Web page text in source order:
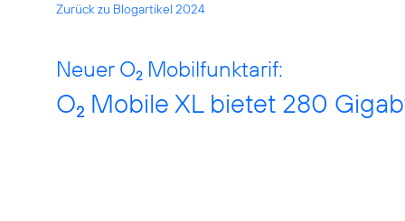
Zurück zu Blogartikel 2024
Neuer O2 Mobilfunktarif:
O2 Mobile XL bietet 280